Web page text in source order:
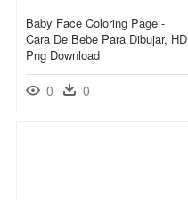
Baby Face Coloring Page -
Cara De Bebe Para Dibujar, HD
Png Download
0 0